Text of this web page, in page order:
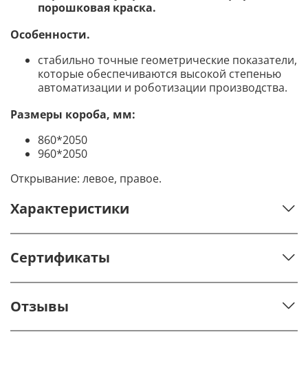
порошковая краска.
Особенности.
стабильно точные геометрические показатели,
которые обеспечиваются высокой степенью
автоматизации и роботизации производства.
Размеры короба, мм:
860*2050
960*2050
Открывание: левое, правое.
Характеристики
Сертификаты
Отзывы